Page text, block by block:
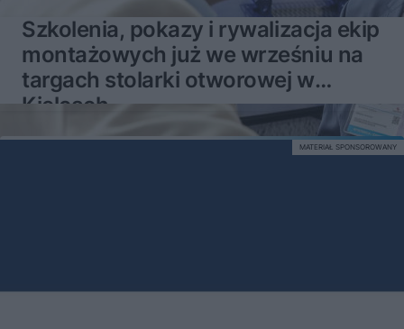
Szkolenia, pokazy i rywalizacja ekip
montażowych już we wrześniu na
targach stolarki otworowej w
Kielcach
MATERIAŁ SPONSOROWANY